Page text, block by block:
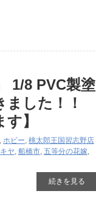
​1/8 ​PVC製塗
した！！
】
, ホビー, 桃太郎王国習志野店
ヤ, 船橋市, 五等分の花嫁,
続きを見る